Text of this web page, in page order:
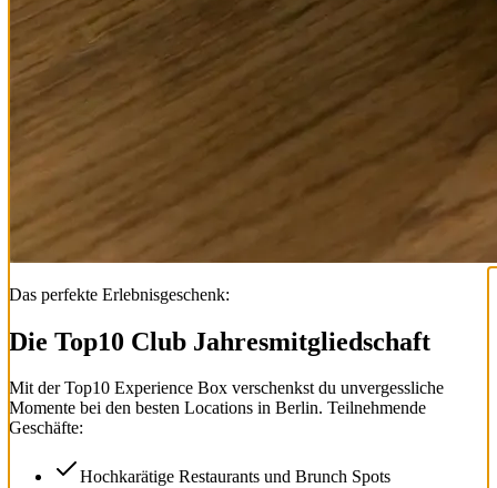
Das perfekte Erlebnisgeschenk:
Die Top10 Club Jahresmitgliedschaft
Mit derTop10 Experience Box verschenkst du unvergessliche
Momente bei den besten Locations in Berlin. Teilnehmende
Geschäfte:
Hochkarätige Restaurants und Brunch Spots